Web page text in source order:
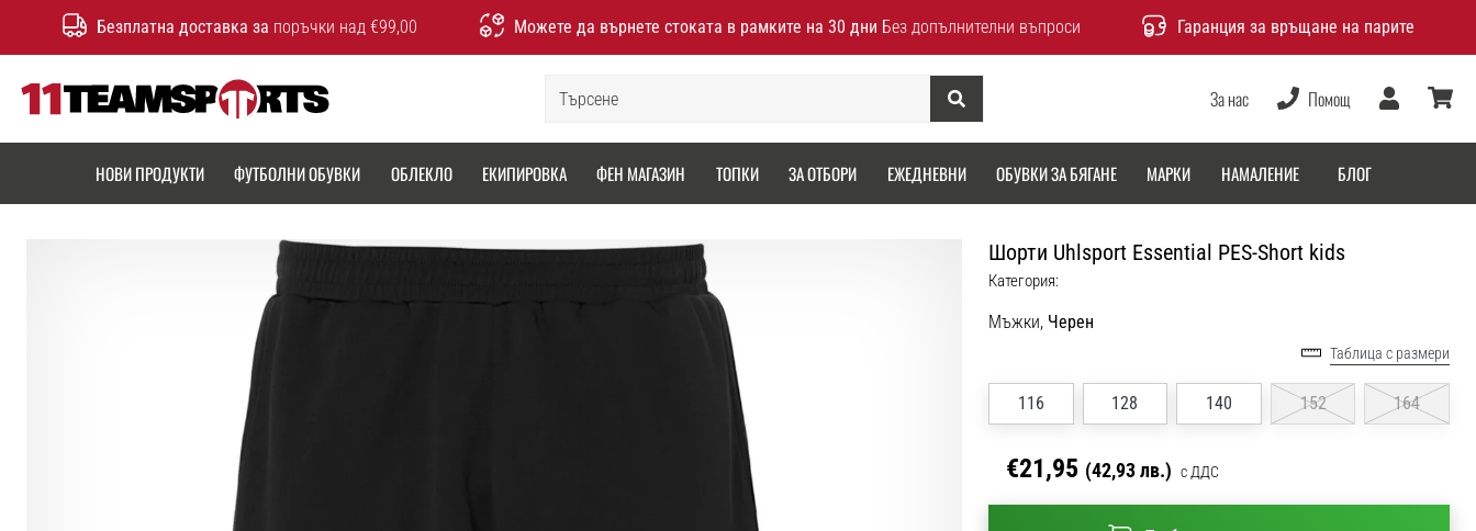
Безплатна доставка за поръчки над €99,00 Можете да върнете стоката в рамките на 30 дни Без допълнителни въпроси Гаранция за връщане на парите
Търсене
За нас Помощ
Потребител
НОВИ ПРОДУКТИ ФУТБОЛНИ ОБУВКИ ОБЛЕКЛО ЕКИПИРОВКА ФЕН МАГАЗИН ТОПКИ ЗА ОТБОРИ ЕЖЕДНЕВНИ ОБУВКИ ЗА БЯГАНЕ МАРКИ НАМАЛЕНИЕ БЛОГ
Шорти Uhlsport Essential PES-Short kids
Категория:
Мъжки, Черен
Таблица с размери
116 128 140 152 164
€21,95 (42,93 лв.) с ДДС